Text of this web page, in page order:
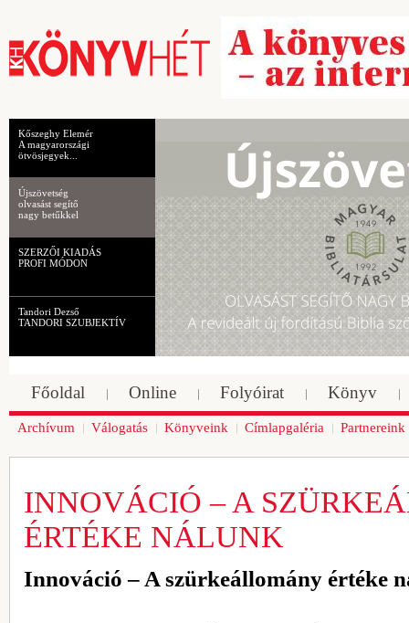
Kőszeghy Elemér
A magyarországi
ötvösjegyek...
Újszövetség
olvasást segítő
nagy betűkkel
SZERZŐI KIADÁS
PROFI MÓDON
Tandori Dezső
TANDORI SZUBJEKTÍV
Főoldal Online Folyóirat Könyv
Archívum Válogatás Könyveink Címlapgaléria Partnereink
INNOVÁCIÓ – A
ÉRTÉKE NÁLUNK
Innováció – A szürkeállomány értéke